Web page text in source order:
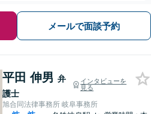
メールで面談予約
平田 伸男 弁
護士
インタビューを
見る
旭合同法律事務所 岐阜事務所